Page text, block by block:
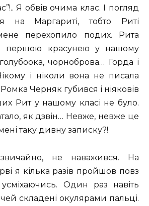
Я обвів очима клас. І погляд
на Маргариті, тобто Риті
перехопило подих. Рита
першою красунею у нашому
чорноброва… Горда і
і ніколи вона не писала
Черняк губився і ніяковів
Рит у нашому класі не було.
як дзвін… Невже, невже це
таку дивну записку?!
не наважився. На
я кілька разів пройшов повз
усміхаючись. Один раз навіть
складені окулярами пальці.